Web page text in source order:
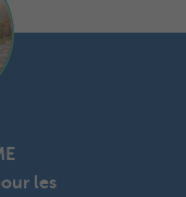
les